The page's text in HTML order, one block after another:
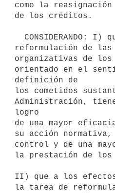
como la
de los créditos.
reformulación de
organizativas de
orientado en el
definición de
los cometidos
Administración,
logro
de una mayor
su acción
control y de una
la prestación de
II) que a los
la tarea de